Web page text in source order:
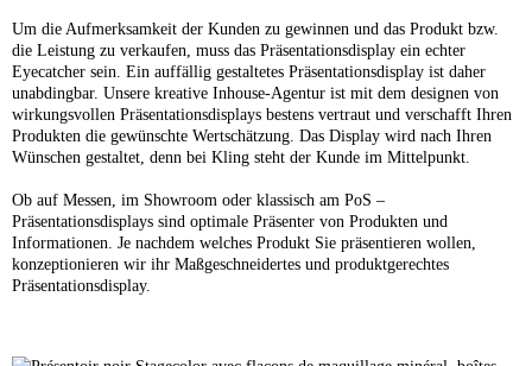
Um die Aufmerksamkeit der Kunden zu gewinnen und das Produkt bzw.
die Leistung zu verkaufen, muss das Präsentationsdisplay ein echter
Eyecatcher sein. Ein auffällig gestaltetes Präsentationsdisplay ist daher
unabdingbar. Unsere kreative Inhouse-Agentur ist mit dem designen von
wirkungsvollen Präsentationsdisplays bestens vertraut und verschafft Ihren
Produkten die gewünschte Wertschätzung. Das Display wird nach Ihren
Wünschen gestaltet, denn bei Kling steht der Kunde im Mittelpunkt.
Ob auf Messen, im Showroom oder klassisch am PoS –
Präsentationsdisplays sind optimale Präsenter von Produkten und
Informationen. Je nachdem welches Produkt Sie präsentieren wollen,
konzeptionieren wir ihr Maßgeschneidertes und produktgerechtes
Präsentationsdisplay.